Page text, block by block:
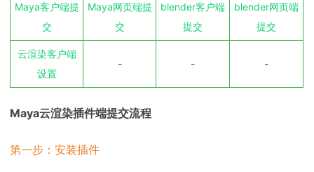
Maya客户端提
交
Maya网页端提
交
blender客户端
提交
blender网页端
提交
云渲染客户端
设置
- - -
Maya云渲染插件端提交流程
第一步：安装插件